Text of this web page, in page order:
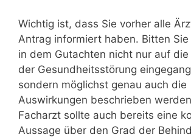
Wichtig ist, dass Sie vorher alle
Antrag informiert haben. Bitten
in dem Gutachten nicht nur auf die
der Gesundheitsstörung
sondern möglichst genau auch die
Auswirkungen beschrieben
Facharzt sollte auch bereits eine
Aussage über den Grad der